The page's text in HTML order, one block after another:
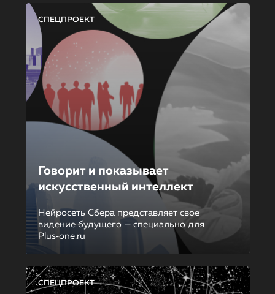
СПЕЦПРОЕКТ
Говорит и показывает
искусственный интеллект
Нейросеть Сбера представляет свое
видение будущего — специально для
Plus‑one.ru
СПЕЦПРОЕКТ